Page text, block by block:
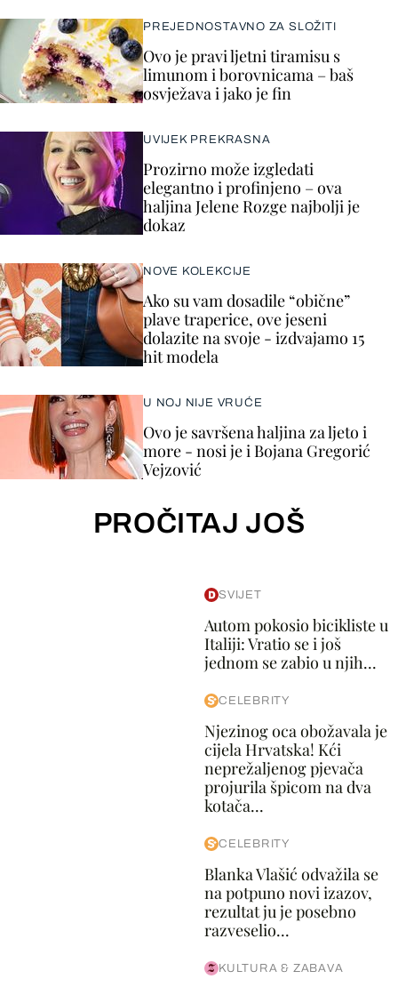
PREJEDNOSTAVNO ZA SLOŽITI
Ovo je pravi ljetni tiramisu s
limunom i borovnicama – baš
osvježava i jako je fin
UVIJEK PREKRASNA
Prozirno može izgledati
elegantno i profinjeno – ova
haljina Jelene Rozge najbolji je
dokaz
NOVE KOLEKCIJE
Ako su vam dosadile “obične”
plave traperice, ove jeseni
dolazite na svoje - izdvajamo 15
hit modela
U NOJ NIJE VRUĆE
Ovo je savršena haljina za ljeto i
more - nosi je i Bojana Gregorić
Vejzović
PROČITAJ JOŠ
SVIJET
Autom pokosio bicikliste u
Italiji: Vratio se i još
jednom se zabio u njih...
CELEBRITY
Njezinog oca obožavala je
cijela Hrvatska! Kći
neprežaljenog pjevača
projurila špicom na dva
kotača...
CELEBRITY
Blanka Vlašić odvažila se
na potpuno novi izazov,
rezultat ju je posebno
razveselio...
KULTURA & ZABAVA